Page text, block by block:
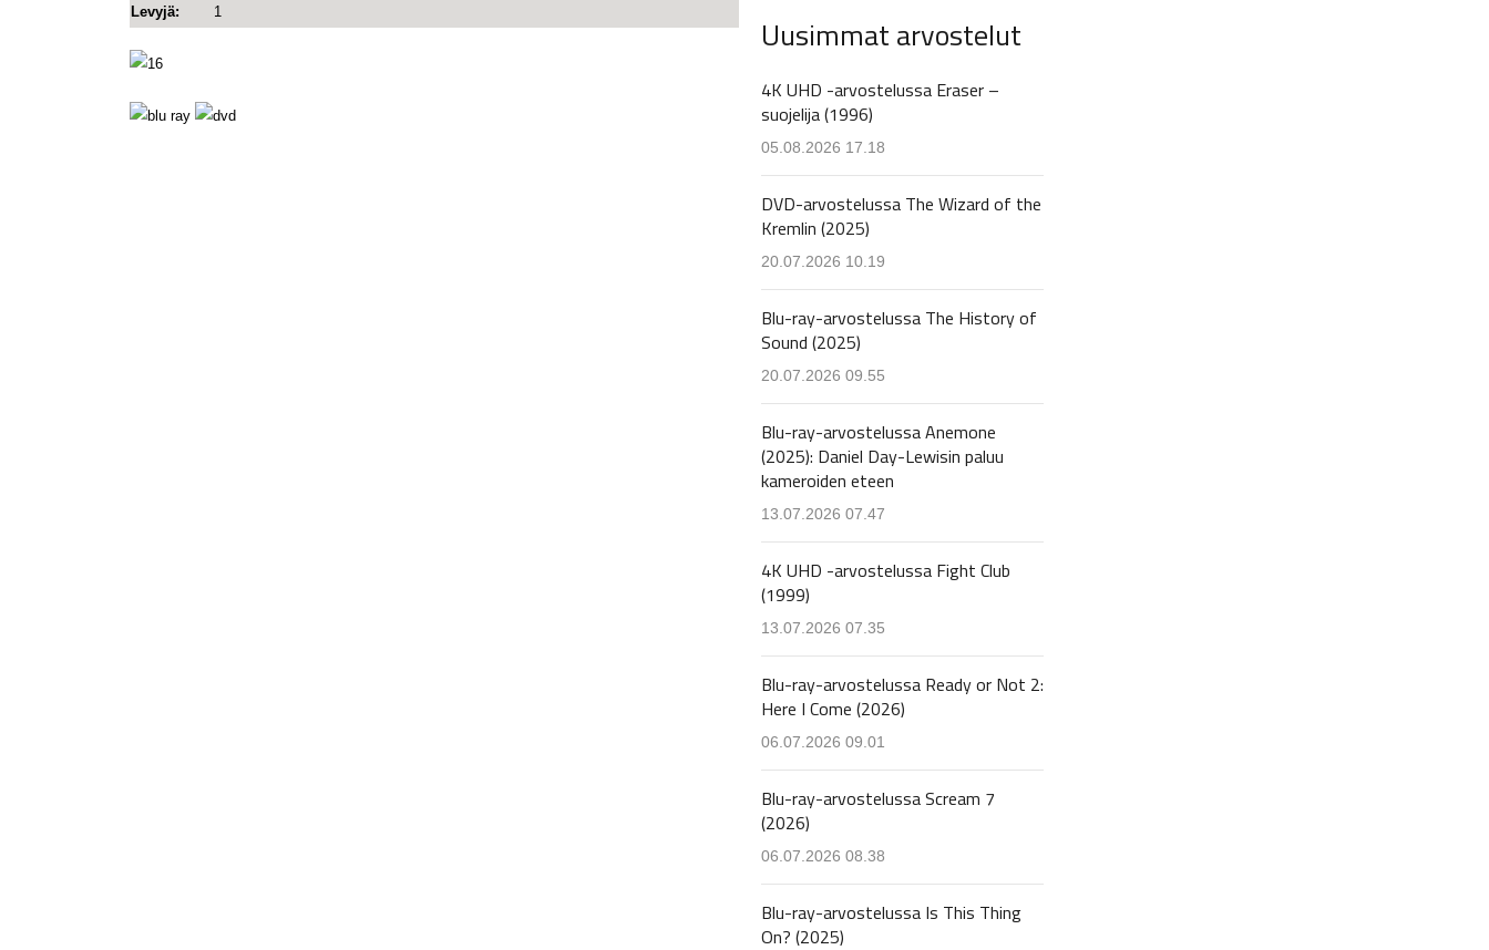
Levyjä:
1
Uusimmat arvostelut
4K UHD -arvostelussa Eraser –
suojelija (1996)
05.08.2026 17.18
DVD-arvostelussa The Wizard of the
Kremlin (2025)
20.07.2026 10.19
Blu-ray-arvostelussa The History of
Sound (2025)
20.07.2026 09.55
Blu-ray-arvostelussa Anemone
(2025): Daniel Day-Lewisin paluu
kameroiden eteen
13.07.2026 07.47
4K UHD -arvostelussa Fight Club
(1999)
13.07.2026 07.35
Blu-ray-arvostelussa Ready or Not 2:
Here I Come (2026)
06.07.2026 09.01
Blu-ray-arvostelussa Scream 7
(2026)
06.07.2026 08.38
Blu-ray-arvostelussa Is This Thing
On? (2025)